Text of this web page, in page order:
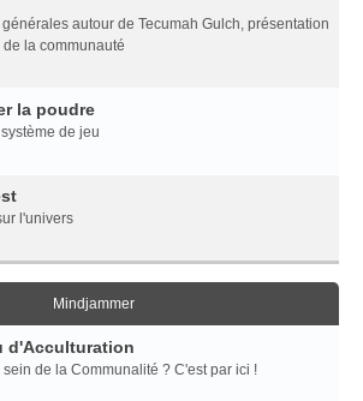
autour de Tecumah Gulch, présentation
la communauté
la poudre
de jeu
l'univers
Mindjammer
d'Acculturation
de la Communalité ? C'est par ici !